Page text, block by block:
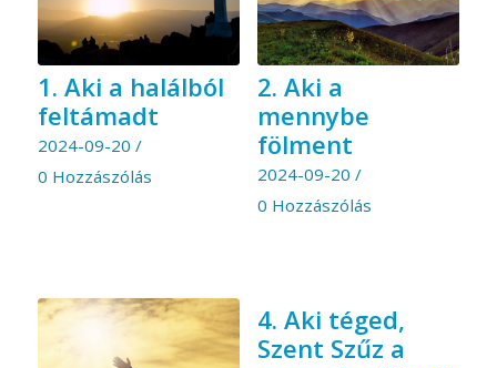
1. Aki a halálból
feltámadt
2024-09-20 /
0 Hozzászólás
2. Aki a
mennybe
fölment
2024-09-20 /
0 Hozzászólás
4. Aki téged,
Szent Szűz a